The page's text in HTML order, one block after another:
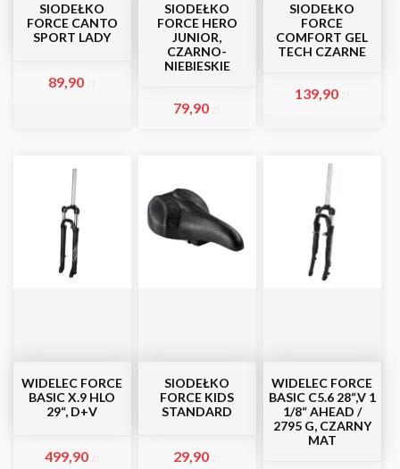
SIODEŁKO
FORCE CANTO
SPORT LADY
89,90
SIODEŁKO
FORCE HERO
JUNIOR,
CZARNO-
NIEBIESKIE
79,90
SIODEŁKO
FORCE
COMFORT GEL
TECH CZARNE
139,90
WIDELEC FORCE
BASIC X.9 HLO
29“, D+V
499,90
SIODEŁKO
FORCE KIDS
STANDARD
29,90
WIDELEC FORCE
BASIC C5.6 28“,V 1
1/8“ AHEAD /
2795 G, CZARNY
MAT